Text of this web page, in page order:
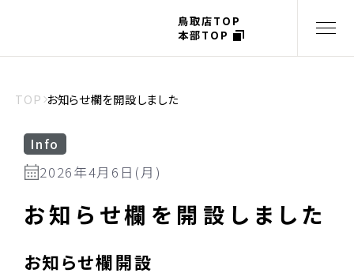
鳥取店TOP
本部TOP
TOP お知らせ欄を開設しました
Info
2026年4月6日(月)
お知らせ欄を開設しました
お知らせ欄開設